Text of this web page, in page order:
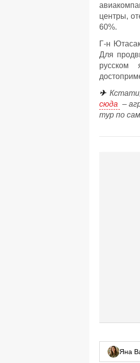
центры,
60%.
Г-н
Для
русском
✈
сюда –
тур по
Яна